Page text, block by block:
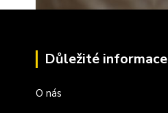
Důležité informace
O nás